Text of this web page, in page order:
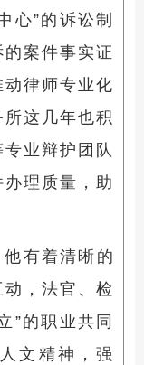
心”的诉讼制
案件事实证
律师专业化
这几年也积
业辩护团队
理质量，助
有着清晰的
，法官、检
”的职业共同
文精神，强